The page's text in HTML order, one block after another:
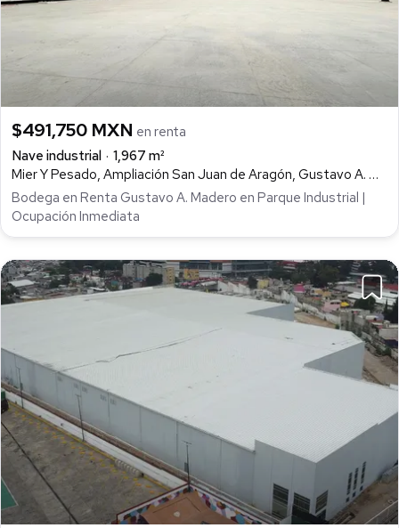
$491,750 MXN en renta
Nave industrial
1,967 m²
Mier Y Pesado, Ampliación San Juan de Aragón, Gustavo A. Madero
Bodega en Renta Gustavo A. Madero en Parque Industrial |
Ocupación Inmediata